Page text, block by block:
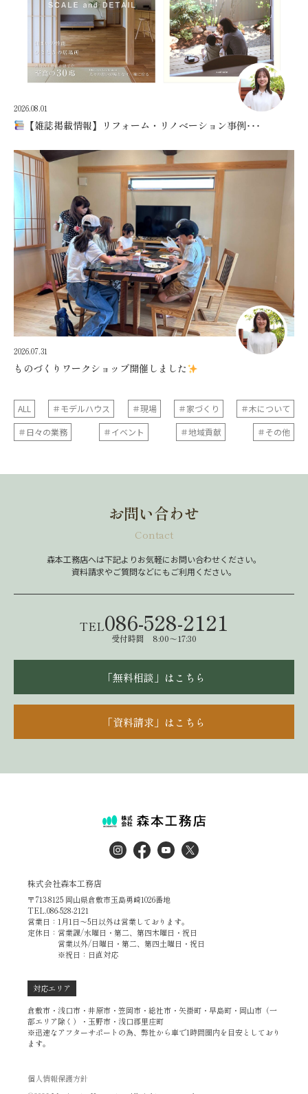
2026.08.01
【雑誌掲載情報】リフォーム・リノベーション事例･･･
2026.07.31
ものづくりワークショップ開催しました
ALL ＃モデルハウス ＃現場 ＃家づくり
＃木について
＃日々の業務
＃イベント ＃地域貢献 ＃その他
お問い合わせ
Contact
森本工務店へは下記よりお気軽にお問い合わせください。
資料請求やご質問などにもご利用ください。
TEL086-528-2121
受付時間 8:00～17:30
「無料相談」はこちら
「資料請求」はこちら
株式会社森本工務店
〒713-8125 岡山県倉敷市玉島勇崎1026番地
TEL.086-528-2121
営業日：1月1日～5日以外は営業しております。
定休日：営業課/水曜日・第二、第四木曜日・祝日
営業以外/日曜日・第二、第四土曜日・祝日
※祝日：日直対応
対応エリア
倉敷市・浅口市・井原市・笠岡市・総社市・矢掛町・早島町・岡山市（一
部エリア除く）・玉野市・浅口郡里庄町
※迅速なアフターサポートの為、弊社から車で1時間圏内を目安としており
ます。
個人情報保護方針